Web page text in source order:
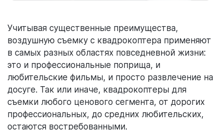
Учитывая существенные преимущества,
воздушную съемку с квадрокоптера применяют
в самых разных областях повседневной жизни:
это и профессиональные поприща, и
любительские фильмы, и просто развлечение на
досуге. Так или иначе, квадрокоптеры для
съемки любого ценового сегмента, от дорогих
профессиональных, до средних любительских,
остаются востребованными.